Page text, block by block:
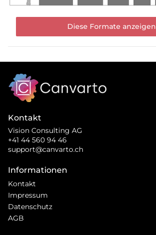
Diese Formate anzeigen
Kontakt
Vision Consulting AG
+41 44 560 94 46
support@canvarto.ch
Informationen
Kontakt
Impressum
Datenschutz
AGB